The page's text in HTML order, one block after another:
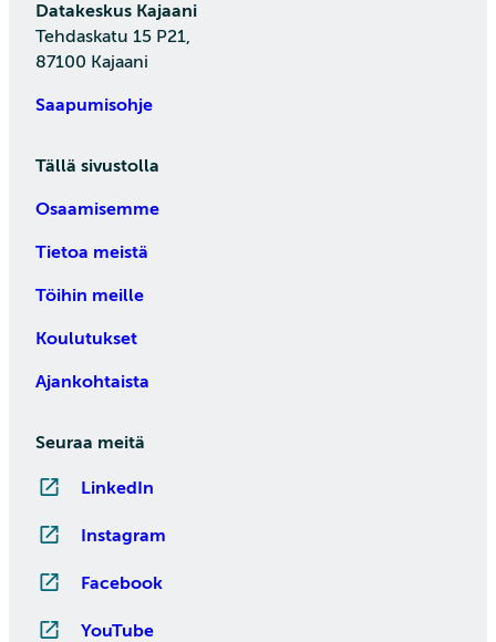
Datakeskus Kajaani
Tehdaskatu 15 P21,
87100 Kajaani
Saapumisohje
Tällä sivustolla
Osaamisemme
Tietoa meistä
Töihin meille
Koulutukset
Ajankohtaista
Seuraa meitä
LinkedIn
Instagram
Facebook
YouTube